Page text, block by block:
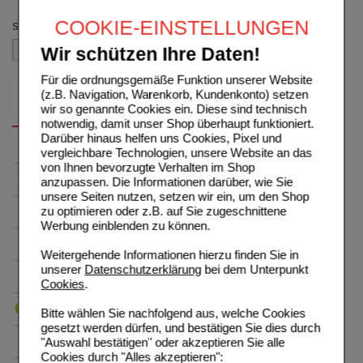
COOKIE-EINSTELLUNGEN
Wir schützen Ihre Daten!
Für die ordnungsgemäße Funktion unserer Website
(z.B. Navigation, Warenkorb, Kundenkonto) setzen
wir so genannte Cookies ein. Diese sind technisch
notwendig, damit unser Shop überhaupt funktioniert.
Darüber hinaus helfen uns Cookies, Pixel und
vergleichbare Technologien, unsere Website an das
von Ihnen bevorzugte Verhalten im Shop
anzupassen. Die Informationen darüber, wie Sie
unsere Seiten nutzen, setzen wir ein, um den Shop
zu optimieren oder z.B. auf Sie zugeschnittene
Werbung einblenden zu können.
Weitergehende Informationen hierzu finden Sie in
unserer Datenschutzerklärungbei dem Unterpunkt
Cookies.
Bitte wählen Sie nachfolgend aus, welche Cookies
gesetzt werden dürfen, und bestätigen Sie dies durch
"Auswahl bestätigen" oder akzeptieren Sie alle
Cookies durch "Alles akzeptieren":
Sortieren nach